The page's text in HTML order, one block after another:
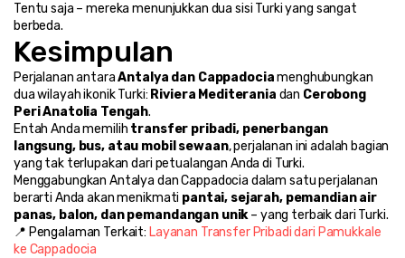
Tentu saja – mereka menunjukkan dua sisi Turki yang sangat
berbeda.
Kesimpulan
Perjalanan antara Antalya dan Cappadocia menghubungkan
dua wilayah ikonik Turki: Riviera Mediterania dan Cerobong
Peri Anatolia Tengah.
Entah Anda memilih transfer pribadi, penerbangan
langsung, bus, atau mobil sewaan, perjalanan ini adalah bagian
yang tak terlupakan dari petualangan Anda di Turki.
Menggabungkan Antalya dan Cappadocia dalam satu perjalanan
berarti Anda akan menikmati pantai, sejarah, pemandian air
panas, balon, dan pemandangan unik – yang terbaik dari Turki.
📍 Pengalaman Terkait: Layanan Transfer Pribadi dari Pamukkale
ke Cappadocia